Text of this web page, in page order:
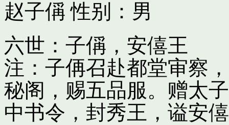
赵子偁 性别：男
六世：子偁，安僖王
注：子侢召赴都堂审察
秘阁，赐五品服。赠太
中书令，封秀王，谥安